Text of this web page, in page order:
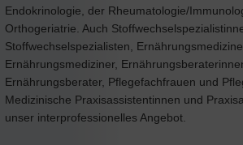
Endokrinologie, der Rheumatologie/
Orthogeriatrie. Auch
Stoffwechselspezialisten,
Ernährungsmediziner,
Ernährungsberater, Pflegefachfrauen und
Medizinische Praxisassistentinnen und
unser interprofessionelles Angebot.